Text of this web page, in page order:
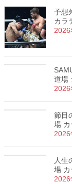
予想
カラ
2026
道場
2026
節目
場 カ
2026
人生
場 カ
2026